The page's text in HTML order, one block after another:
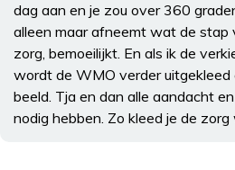
dag aan en je zou over 360
alleen maar afneemt wat de stap
zorg, bemoeilijkt. En als ik de
wordt de WMO verder
beeld. Tja en dan alle aandacht
nodig hebben. Zo kleed je de zorg